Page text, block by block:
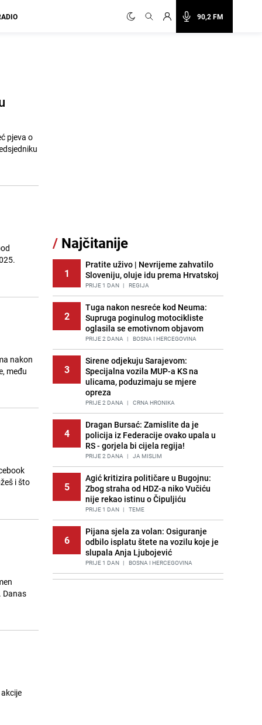
90,2 FM
pjeva o
nakon
među
i što
Danas
/ Najčitanije
1
Pratite uživo | Nevrijeme zahvatilo
Sloveniju, oluje idu prema Hrvatskoj
PRIJE 1 DAN | REGIJA
2
Tuga nakon nesreće kod Neuma:
Supruga poginulog motocikliste
oglasila se emotivnom objavom
PRIJE 2 DANA | BOSNA I HERCEGOVINA
3
Sirene odjekuju Sarajevom:
Specijalna vozila MUP-a KS na
ulicama, poduzimaju se mjere
opreza
PRIJE 2 DANA | CRNA HRONIKA
4
Dragan Bursać: Zamislite da je
policija iz Federacije ovako upala u
RS - gorjela bi cijela regija!
PRIJE 2 DANA | JA MISLIM
5
Agić kritizira političare u Bugojnu:
Zbog straha od HDZ-a niko Vučiću
nije rekao istinu o Čipuljiću
PRIJE 1 DAN | TEME
6
Pijana sjela za volan: Osiguranje
odbilo isplatu štete na vozilu koje je
slupala Anja Ljubojević
PRIJE 1 DAN | BOSNA I HERCEGOVINA